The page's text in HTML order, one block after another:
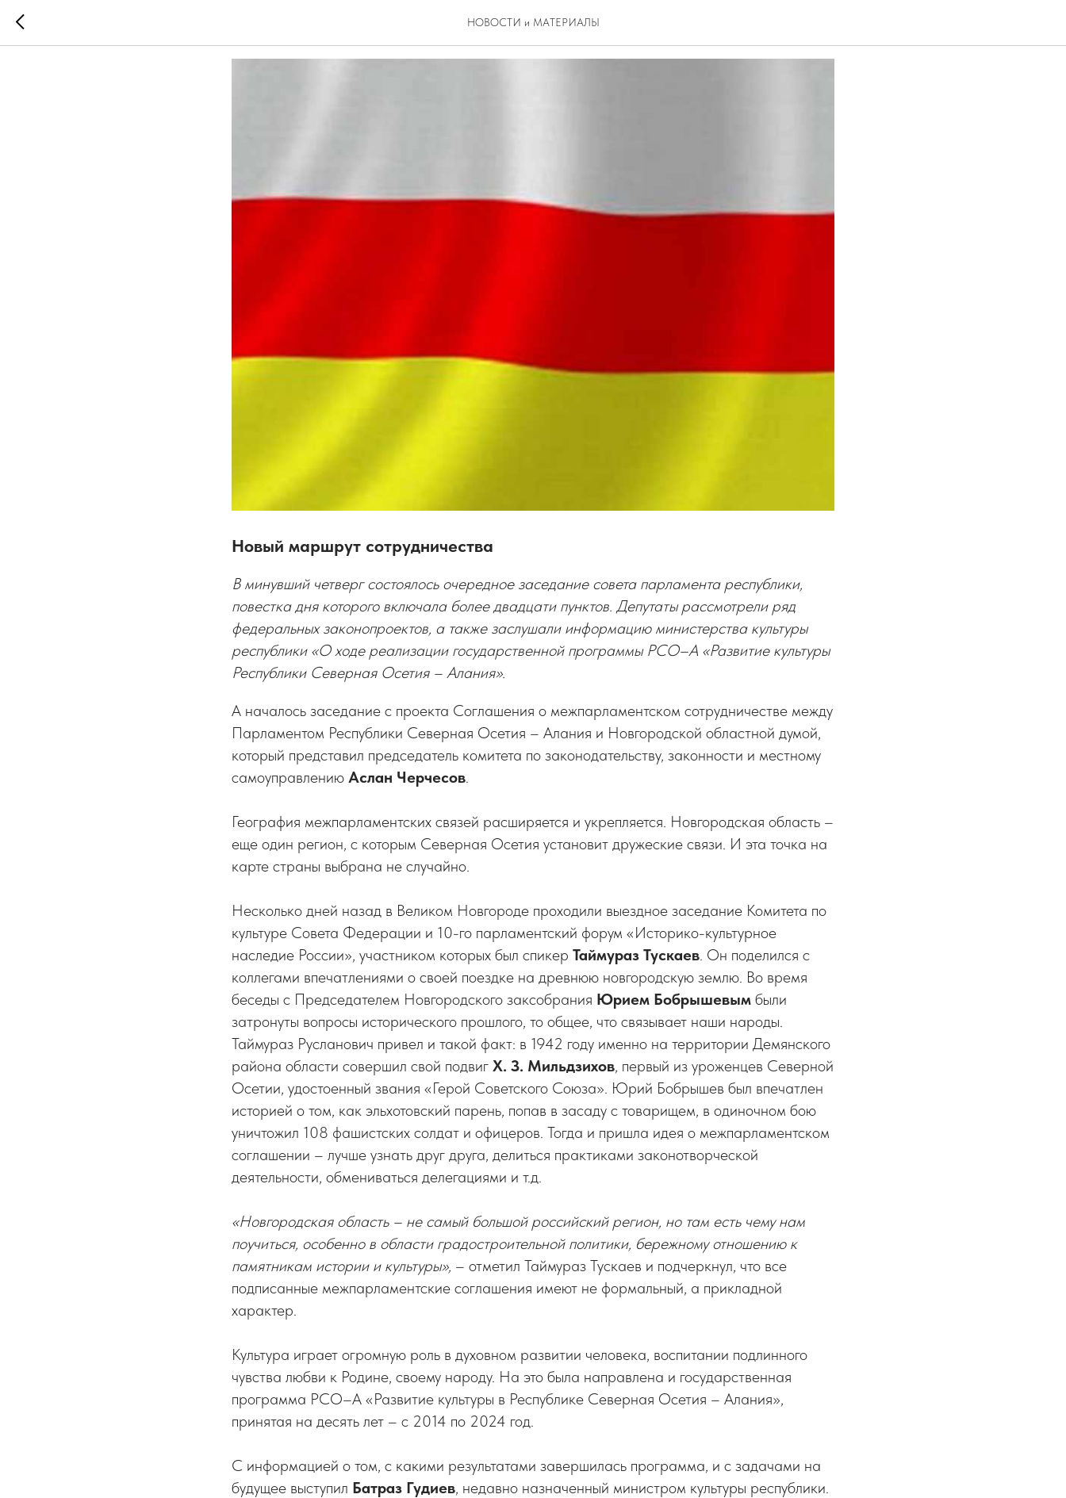
НОВОСТИ и МАТЕРИАЛЫ
Культура формирует человека
Новый маршрут сотрудничества
В минувший четверг состоялось очередное заседание совета парламента республики,
повестка дня которого включала более двадцати пунктов. Депутаты рассмотрели ряд
федеральных законопроектов, а также заслушали информацию министерства культуры
республики «О ходе реализации государственной программы РСО–А «Развитие культуры
Республики Северная Осетия – Алания».
А началось заседание с проекта Соглашения о межпарламентском сотрудничестве между
Парламентом Республики Северная Осетия – Алания и Новгородской областной думой,
который представил председатель комитета по законодательству, законности и местному
самоуправлению Аслан Черчесов.
География межпарламентских связей расширяется и укрепляется. Новгородская область –
еще один регион, с которым Северная Осетия установит дружеские связи. И эта точка на
карте страны выбрана не случайно.
Несколько дней назад в Великом Новгороде проходили выездное заседание Комитета по
культуре Совета Федерации и 10-го парламентский форум «Историко-культурное
наследие России», участником которых был спикер Таймураз Тускаев. Он поделился с
коллегами впечатлениями о своей поездке на древнюю новгородскую землю. Во время
беседы с Председателем Новгородского заксобрания Юрием Бобрышевым были
затронуты вопросы исторического прошлого, то общее, что связывает наши народы.
Таймураз Русланович привел и такой факт: в 1942 году именно на территории Демянского
района области совершил свой подвиг Х. З. Мильдзихов, первый из уроженцев Северной
Осетии, удостоенный звания «Герой Советского Союза». Юрий Бобрышев был впечатлен
историей о том, как эльхотовский парень, попав в засаду с товарищем, в одиночном бою
уничтожил 108 фашистских солдат и офицеров. Тогда и пришла идея о межпарламентском
соглашении – лучше узнать друг друга, делиться практиками законотворческой
деятельности, обмениваться делегациями и т.д.
«Новгородская область – не самый большой российский регион, но там есть чему нам
поучиться, особенно в области градостроительной политики, бережному отношению к
памятникам истории и культуры», – отметил Таймураз Тускаев и подчеркнул, что все
подписанные межпарламентские соглашения имеют не формальный, а прикладной
характер.
Культура играет огромную роль в духовном развитии человека, воспитании подлинного
чувства любви к Родине, своему народу. На это была направлена и государственная
программа РСО–А «Развитие культуры в Республике Северная Осетия – Алания»,
принятая на десять лет – с 2014 по 2024 год.
С информацией о том, с какими результатами завершилась программа, и с задачами на
будущее выступил Батраз Гудиев, недавно назначенный министром культуры республики.